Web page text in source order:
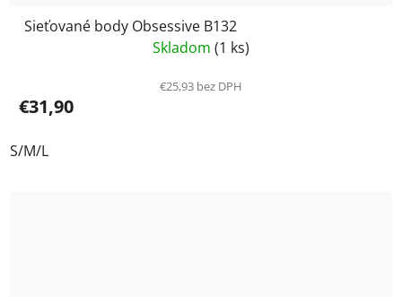
Sieťované body Obsessive B132
Skladom (1 ks)
€25,93 bez DPH
€31,90
S/M/L